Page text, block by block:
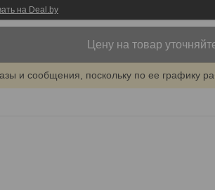
на Deal.by
Цену на товар
и сообщения, поскольку по ее графику